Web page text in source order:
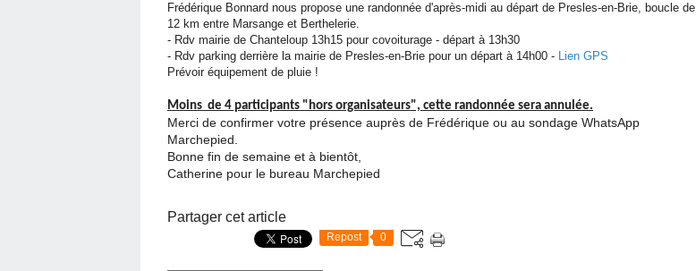
Frédérique Bonnard nous propose une randonnée d'après-midi au départ de Presles-en-Brie, boucle de
12 km entre Marsange et Berthelerie.
- Rdv mairie de Chanteloup 13h15 pour covoiturage - départ à 13h30
- Rdv parking derrière la mairie de Presles-en-Brie pour un départ à 14h00 - Lien GPS
Prévoir équipement de pluie !
Moins de 4 participants "hors organisateurs", cette randonnée sera annulée.
Merci de confirmer votre présence auprès de Frédérique ou au sondage WhatsApp
Marchepied.
Bonne fin de semaine et à bientôt,
Catherine pour le bureau Marchepied
Partager cet article
Repost 0